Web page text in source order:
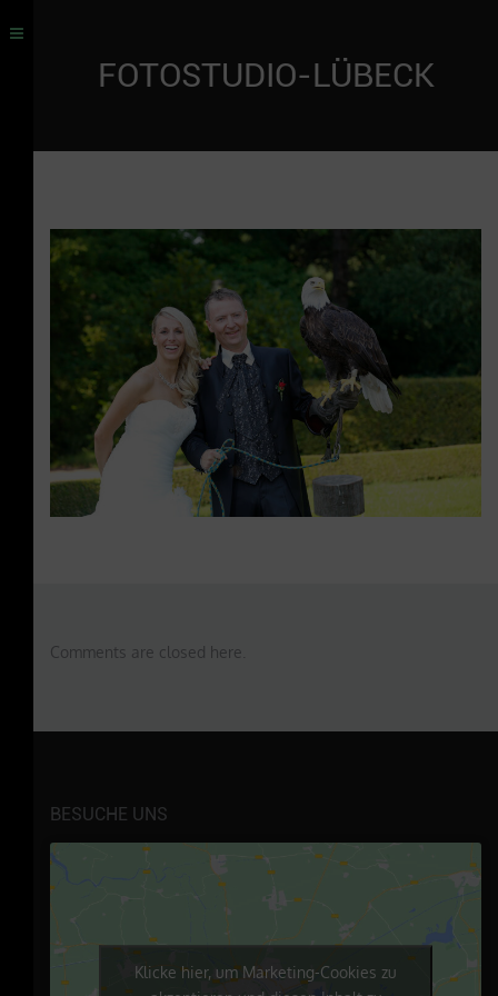
FOTOSTUDIO-LÜBECK
Comments are closed here.
BESUCHE UNS
Klicke hier, um Marketing-Cookies zu